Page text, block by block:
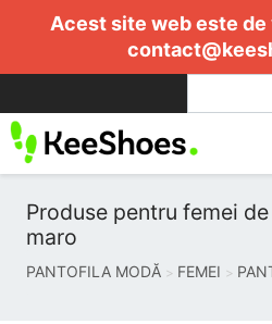
Acest site web este
Produse pentru femei
maro
PANTOFILA MODĂ FEMEI